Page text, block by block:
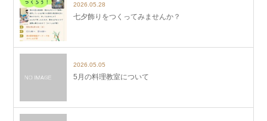
2026.05.28
七夕飾りをつくってみませんか？
2026.05.05
5月の料理教室について